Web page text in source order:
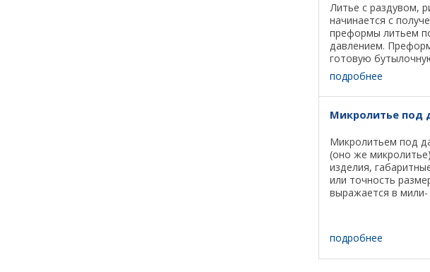
Литье с раздувом,
начинается с
преформы литьем
давлением.
готовую
толщина стенки
длине. Рис. 1. Литье
Рис. 2. Раздув с
предварительным
заготовки. Перед ...
подробнее
Микролитье под
Микролитьем под
(оно же
изделия,
или точность
выражается в
специальных
подробнее